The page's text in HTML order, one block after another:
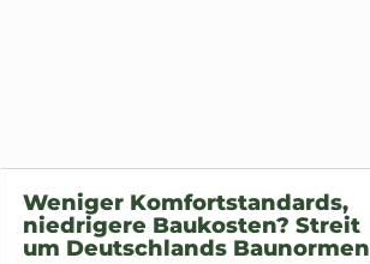
Weniger Komfortstandards,
niedrigere Baukosten? Streit
um Deutschlands Baunormen